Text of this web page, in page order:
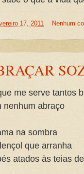
17, 2011 Nenhum
me serve tantos
nenhum abraço
na sombra
que arranha
atados às teias